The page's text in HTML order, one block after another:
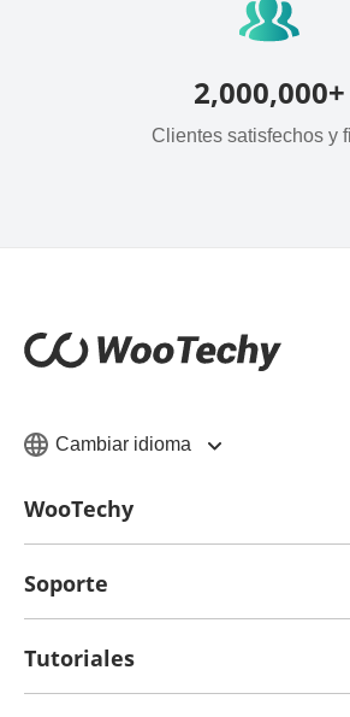
2,000,000+
Clientes satisfechos y
Cambiar idioma
WooTechy
Soporte
Tutoriales